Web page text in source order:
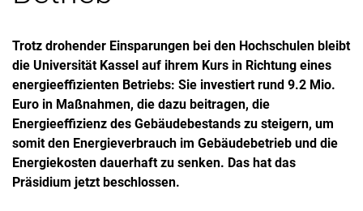
Trotz drohender Einsparungen bei den Hochschulen bleibt
die Universität Kassel auf ihrem Kurs in Richtung eines
energieeffizienten Betriebs: Sie investiert rund 9.2 Mio.
Euro in Maßnahmen, die dazu beitragen, die
Energieeffizienz des Gebäudebestands zu steigern, um
somit den Energieverbrauch im Gebäudebetrieb und die
Energiekosten dauerhaft zu senken. Das hat das
Präsidium jetzt beschlossen.